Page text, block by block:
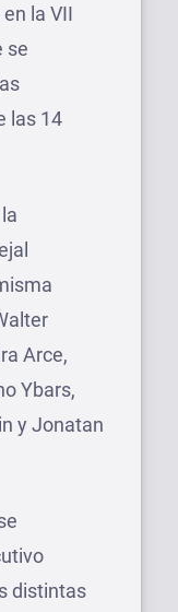
la VII
se
las 14
Arce,
Ybars,
y Jonatan
distintas